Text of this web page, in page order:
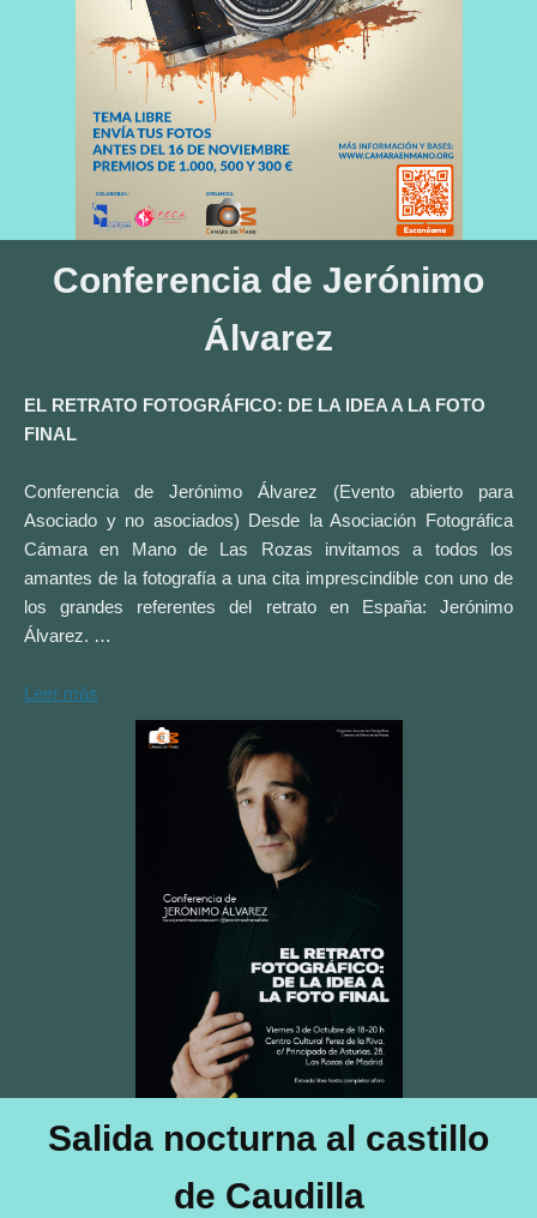
Conferencia de Jerónimo
Álvarez
EL RETRATO FOTOGRÁFICO: DE LA IDEA A LA FOTO
FINAL
Conferencia de Jerónimo Álvarez (Evento abierto para
Asociado y no asociados) Desde la Asociación Fotográfica
Cámara en Mano de Las Rozas invitamos a todos los
amantes de la fotografía a una cita imprescindible con uno de
los grandes referentes del retrato en España: Jerónimo
Álvarez. …
Leer más
Salida nocturna al castillo
de Caudilla